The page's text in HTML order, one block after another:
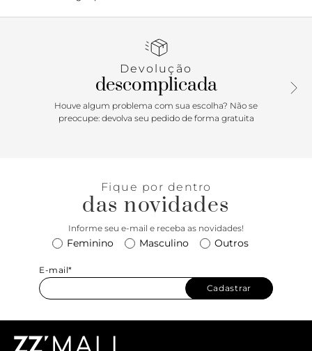
tiras médias cruzadas sobre os dedos com fivela metálica
com fechamento por fivela metálica grande. Com palmilha
Devolução
descomplicada
Houve algum problema com sua escolha? Não se
preocupe: devolva seu pedido de forma gratuita
Fique por dentro
das novidades
Informe seu e-mail e receba as novidades!
Feminino Masculino Outros
E-mail*
Cadastrar